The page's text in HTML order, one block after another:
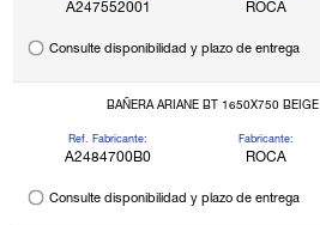
A247552001 ROCA
Consulte disponibilidad y plazo de entrega
BAÑERA ARIANE BT 1650X750 BEIGE
Ref. Fabricante:
A2484700B0
Fabricante:
ROCA
Consulte disponibilidad y plazo de entrega